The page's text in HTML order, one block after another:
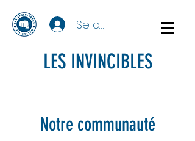
Se connecter
LES INVINCIBLES
Notre communauté